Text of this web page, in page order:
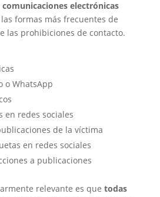
comunicaciones electrónicas
formas más frecuentes de
las prohibiciones de contacto.
o WhatsApp
en redes sociales
de la víctima
en redes sociales
a publicaciones
relevante es que todas